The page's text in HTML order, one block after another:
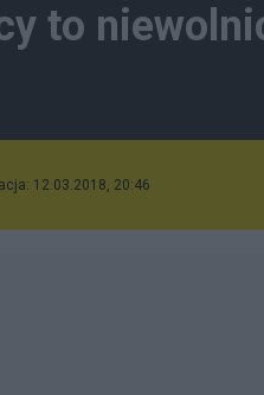
to
12.03.2018, 20:46